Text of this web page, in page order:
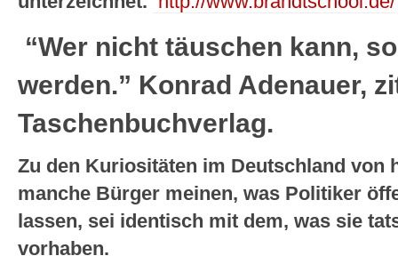
“Wer nicht täuschen kann,
werden.” Konrad Adenauer,
Taschenbuchverlag.
Zu den Kuriositäten im Deutschland von
manche Bürger meinen, was Politiker
lassen, sei identisch mit dem, was sie
vorhaben.